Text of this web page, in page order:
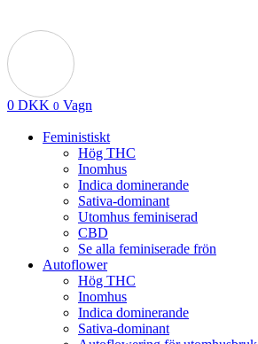
0 DKK 0 Vagn
Feministiskt
Hög THC
Inomhus
Indica dominerande
Sativa-dominant
Utomhus feminiserad
CBD
Se alla feminiserade frön
Autoflower
Hög THC
Inomhus
Indica dominerande
Sativa-dominant